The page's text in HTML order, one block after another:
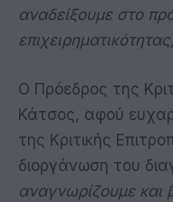
αναδείξουμε στο
Ο Πρόεδρος της
Κάτσος, αφού
της Κριτικής
διοργάνωση του
αναγνωρίζουμε και